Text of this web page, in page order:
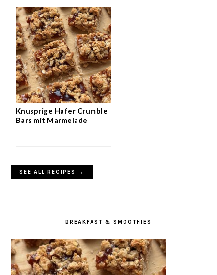
Knusprige Hafer Crumble
Bars mit Marmelade
SEE ALL RECIPES →
BREAKFAST & SMOOTHIES